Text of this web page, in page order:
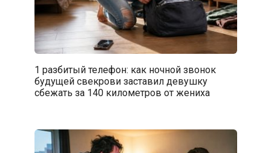
1 разбитый телефон: как ночной звонок
будущей свекрови заставил девушку
сбежать за 140 километров от жениха